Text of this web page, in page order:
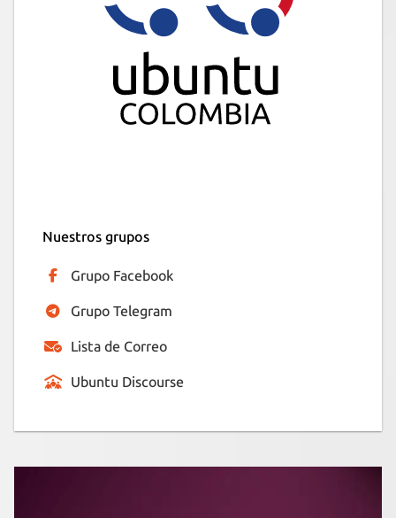
Nuestros grupos
Grupo Facebook
Grupo Telegram
Lista de Correo
Ubuntu Discourse